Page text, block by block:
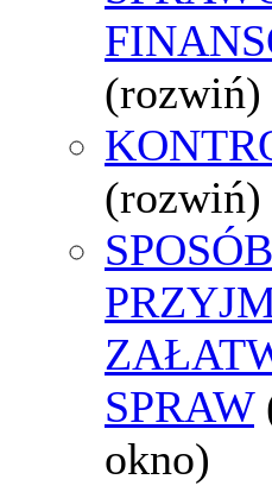
(rozwiń)
(rozwiń)
SPOSÓB
SPRAW
okno)